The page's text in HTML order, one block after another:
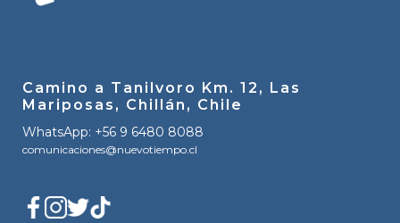
Camino a Tanilvoro Km. 12, Las
Mariposas, Chillán, Chile
WhatsApp: +56 9 6480 8088
comunicaciones@nuevotiempo.cl